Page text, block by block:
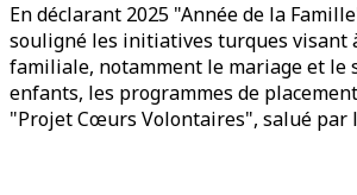
En déclarant 2025 "Année de la
souligné les initiatives turques visant
familiale, notamment le mariage et le
enfants, les programmes de
"Projet Cœurs Volontaires", salué par